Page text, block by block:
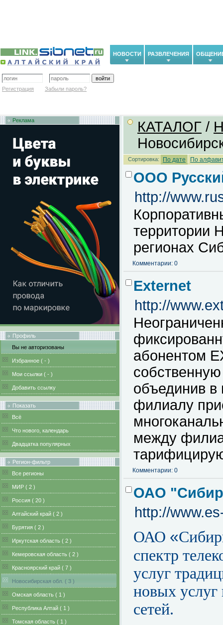
НОВОСТИ РАЗВЛЕЧЕНИЯ
Регистрация Забыли пароль?
Реклама
Профиль
Вы не авторизованы
Избранное ( - )
Мои ссылки ( - )
Добавить ссылку
Показать
Всё
Что нового, календарь
Двадцатка популярных
Регион-фильтр
Все регионы
MИР ( 2 )
Pоссия ( 20 )
Алтайский край ( 2 )
Бурятия ( 2 )
Иркутская область ( 2 )
Кемеровская область ( 2 )
Красноярский край ( 7 )
Новосибирская обл. ( 3 )
Омская область ( 1 )
Республика Алтай ( 1 )
Томская область ( 1 )
КАТАЛОГ /
Сортировка: По дате По
ООО
http://
территории
регионах
Комментарии: 0
Externet
http://
абонентом
объединив
филиалу
между
Комментарии: 0
ОАО
http://
ОАО «
спектр
услуг
новых услуг
сетей.